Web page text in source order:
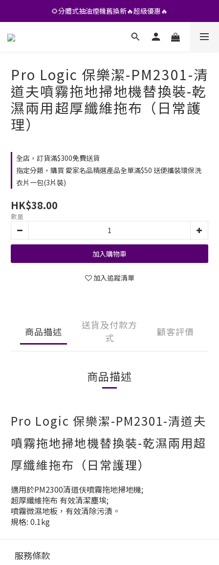
•• 會員專享🎁精選貨品【特價💥再九折】••
🌻分體式抽油煙機舊換新🔥超級優惠🔥
•• 會員專享🎁精選貨品【特價💥再九折】••
Pro Logic 保樂潔-PM2301-清
道夫噴霧拖地掃地機替換裝-乾
濕兩用超厚纖維拖布（日常護
理）
全店，訂貨滿$300免費送貨
指定分類，購買 愛家名品精選產品全單滿$50 送便攜裝環保洗
衣片一包(3片裝)
HK$38.00
數量
加入購物車
加入追蹤清單
商品描述
送貨及付款方
式
顧客評價
商品描述
Pro Logic 保樂潔-PM2301-清道夫
噴霧拖地掃地機替換裝-乾濕兩用超
厚纖維拖布（日常護理）
適用於PM2300清道伕噴霧拖地掃地機;
超厚纖維拖布 有效清潔塵埃;
噴霧微濕地板，有效清除污漬。
規格: 0.1kg
服務條款